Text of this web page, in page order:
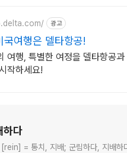
광고
국여행은 델타항공!
여행, 특별한 여정을 델타항공과
작하세요!
하다
지배하다, 세력